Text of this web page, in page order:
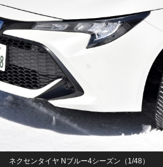
ネクセンタイヤ Nブルー4シーズン（1/48）